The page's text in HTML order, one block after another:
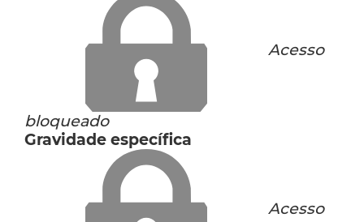
Acesso
bloqueado
Gravidade específica
Acesso